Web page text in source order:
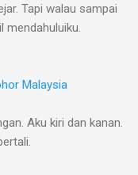
Tapi walau sampai
mendahuluiku.
Malaysia
Aku kiri dan kanan.